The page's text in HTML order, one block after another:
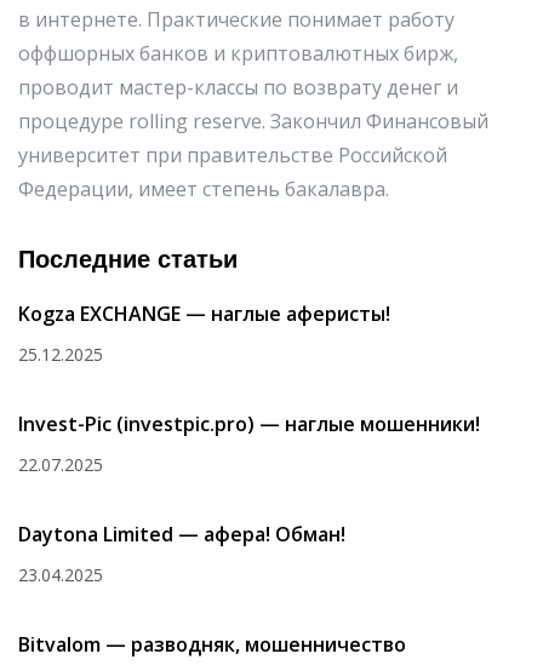
в интернете. Практические понимает работу
оффшорных банков и криптовалютных бирж,
проводит мастер-классы по возврату денег и
процедуре rolling reserve. Закончил Финансовый
университет при правительстве Российской
Федерации, имеет степень бакалавра.
Последние статьи
Kogza EXCHANGE — наглые аферисты!
25.12.2025
Invest-Pic (investpic.pro) — наглые мошенники!
22.07.2025
Daytona Limited — афера! Обман!
23.04.2025
Bitvalom — разводняк, мошенничество